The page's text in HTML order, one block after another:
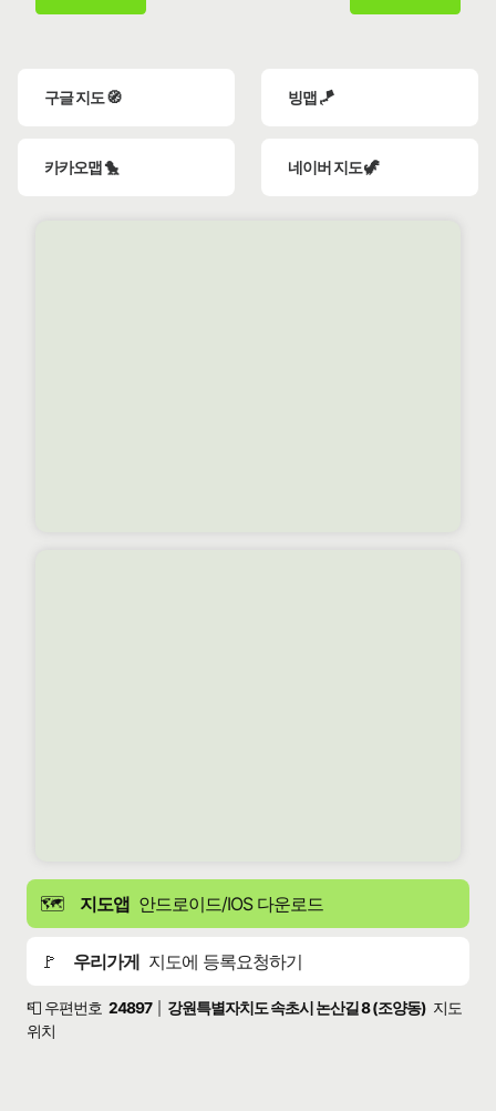
구글 지도 🧭 빙맵 🪁
카카오맵 🐤 네이버 지도 🦖
🗺️ 지도앱 안드로이드/IOS 다운로드
🚩 우리가게 지도에 등록요청하기
📮 우편번호 24897 강원특별자치도 속초시 논산길 8 (조양동) 지도
위치